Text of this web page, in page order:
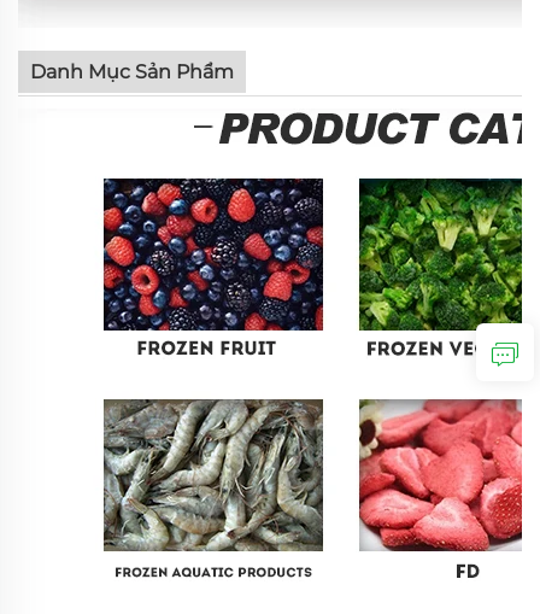
Danh Mục Sản Phẩm